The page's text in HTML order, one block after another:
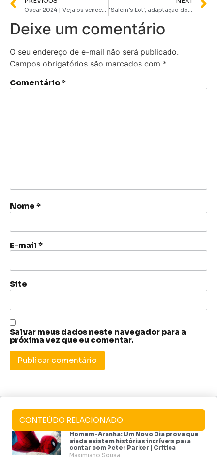
Oscar 2024 | Veja os vencedores em cada categoria ‘Salem’s Lot’, adaptação do livro de Stephen King, estreia na Max este ano
Deixe um comentário
O seu endereço de e-mail não será publicado.
Campos obrigatórios são marcados com *
Comentário*
Nome*
E-mail*
Site
Salvar meus dados neste navegador para a
próxima vez que eu comentar.
CONTEÚDO RELACIONADO
Homem-Aranha: Um Novo Dia prova que
ainda existem histórias incríveis para
contar com Peter Parker | Crítica
Maximiano Sousa